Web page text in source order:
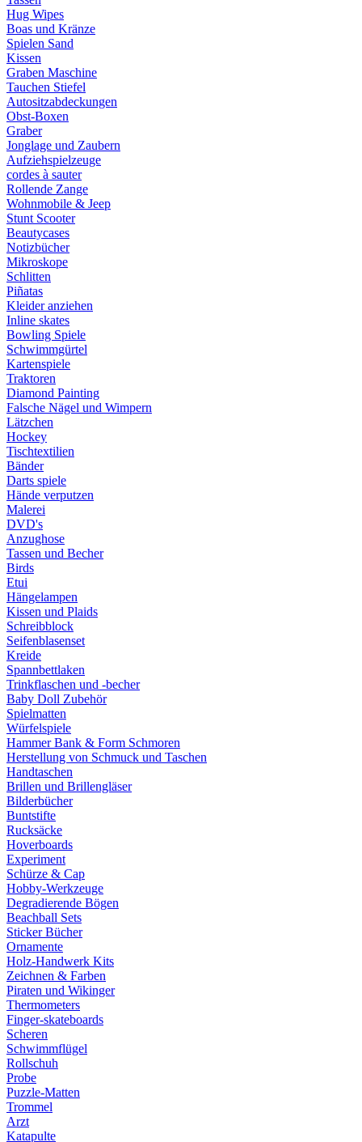
Hug Wipes
Boas und Kränze
Spielen Sand
Kissen
Graben Maschine
Tauchen Stiefel
Autositzabdeckungen
Obst-Boxen
Graber
Jonglage und Zaubern
Aufziehspielzeuge
cordes à sauter
Rollende Zange
Wohnmobile & Jeep
Stunt Scooter
Beautycases
Notizbücher
Mikroskope
Schlitten
Piñatas
Kleider anziehen
Inline skates
Bowling Spiele
Schwimmgürtel
Kartenspiele
Traktoren
Diamond Painting
Falsche Nägel und Wimpern
Lätzchen
Hockey
Tischtextilien
Bänder
Darts spiele
Hände verputzen
Malerei
DVD's
Anzughose
Tassen und Becher
Birds
Etui
Hängelampen
Kissen und Plaids
Schreibblock
Seifenblasenset
Kreide
Spannbettlaken
Trinkflaschen und -becher
Baby Doll Zubehör
Spielmatten
Würfelspiele
Hammer Bank & Form Schmoren
Herstellung von Schmuck und Taschen
Handtaschen
Brillen und Brillengläser
Bilderbücher
Buntstifte
Rucksäcke
Hoverboards
Experiment
Schürze & Cap
Hobby-Werkzeuge
Degradierende Bögen
Beachball Sets
Sticker Bücher
Ornamente
Holz-Handwerk Kits
Zeichnen & Farben
Piraten und Wikinger
Thermometers
Finger-skateboards
Scheren
Schwimmflügel
Rollschuh
Probe
Puzzle-Matten
Trommel
Arzt
Katapulte